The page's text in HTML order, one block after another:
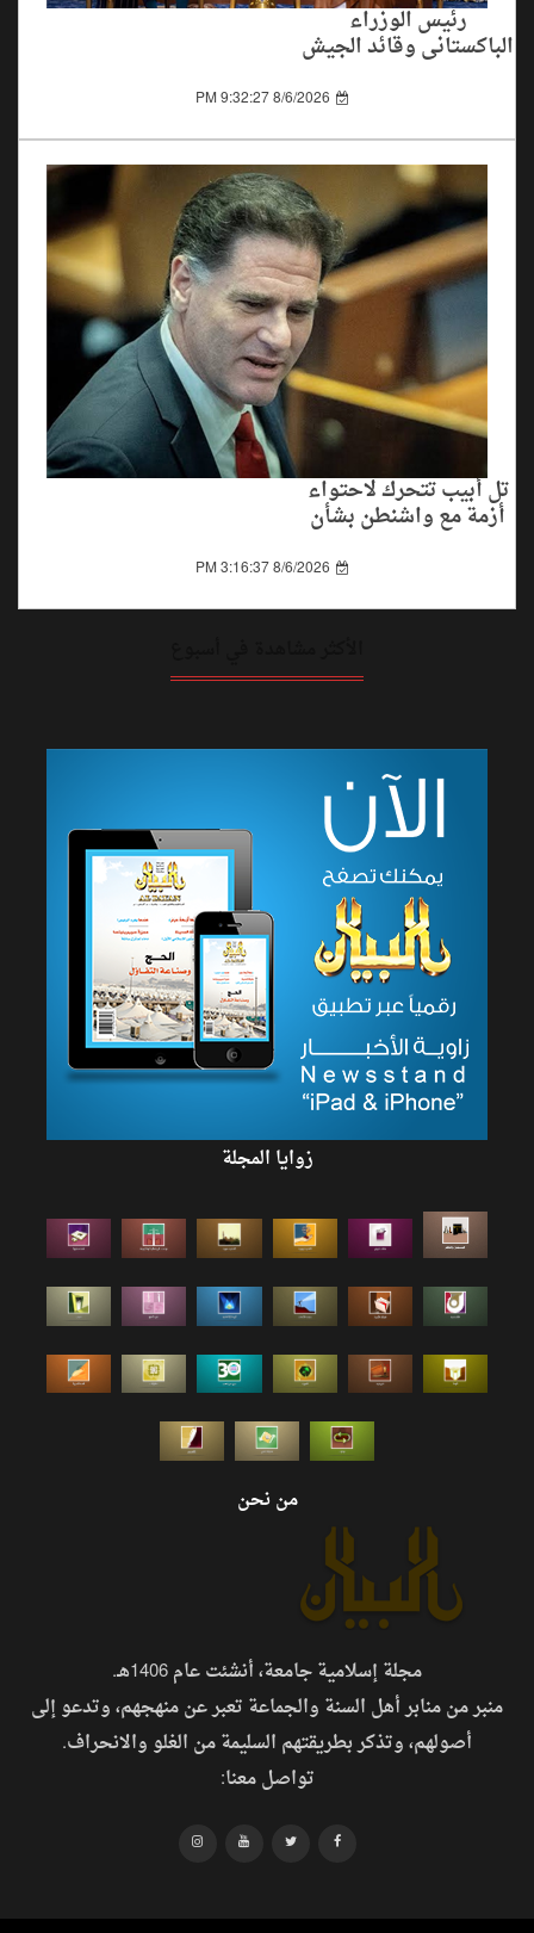
رئيس الوزراء
الباكستاني وقائد الجيش
التعاون بين الدولتين8/6/2026 9:32:27 PM
تل أبيب تتحرك لاحتواء
أزمة مع واشنطن بشأن
اتفاق غزة
8/6/2026 3:16:37 PM
زوايا المجلة
من نحن
مجلة إسلامية جامعة، أنشئت عام 1406هـ.
منبر من منابر أهل السنة والجماعة تعبر عن منهجهم، وتدعو إلى
أصولهم، وتذكر بطريقتهم السليمة من الغلو والانحراف.
تواصل معنا: